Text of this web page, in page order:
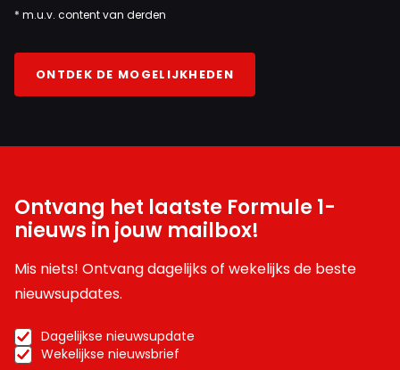
* m.u.v. content van derden
ONTDEK DE MOGELIJKHEDEN
Ontvang het laatste Formule 1-
nieuws in jouw mailbox!
Mis niets! Ontvang dagelijks of wekelijks de beste
nieuwsupdates.
Dagelijkse nieuwsupdate
Wekelijkse nieuwsbrief